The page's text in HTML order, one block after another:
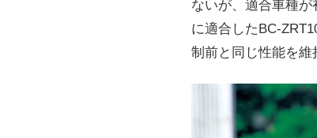
ないが、適合車種
に適合したBC-
制前と同じ性能を維